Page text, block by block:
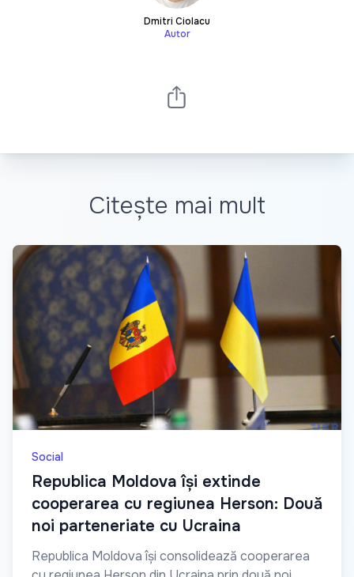
Dmitri Ciolacu
Autor
Citește mai mult
Social
Republica Moldova își extinde
cooperarea cu regiunea Herson: Două
noi parteneriate cu Ucraina
Republica Moldova își consolidează cooperarea